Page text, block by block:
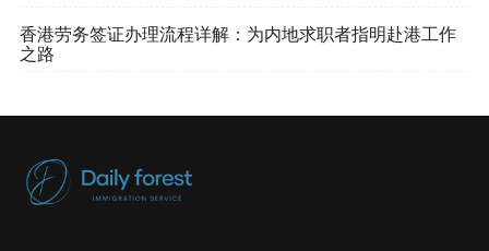
香港劳务签证办理流程详解：为内地求职者指明赴港工作
之路